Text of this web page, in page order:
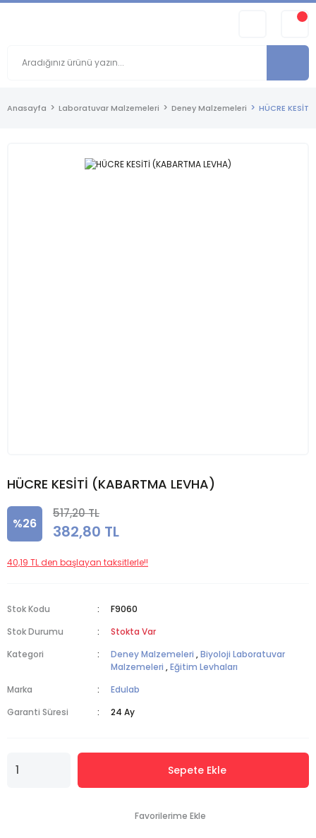
Anasayfa Laboratuvar Malzemeleri Deney Malzemeleri HÜCRE
HÜCRE KESİTİ (KABARTMA LEVHA)
%26
517,20 TL
382,80 TL
40,19 TL den başlayan taksitlerle!!
Stok Kodu
F9060
Stok Durumu
Stokta Var
Kategori
Deney Malzemeleri ,Biyoloji Laboratuvar
Malzemeleri ,Eğitim Levhaları
Marka
Edulab
Garanti Süresi
24 Ay
Sepete Ekle